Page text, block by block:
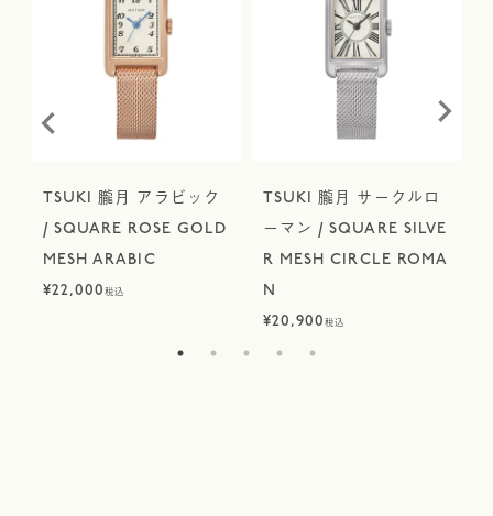
TSUKI 朧月 アラビック
/ SQUARE ROSE GOLD
MESH ARABIC
¥22,000税込
TSUKI 朧月 サークルロ
ーマン / SQUARE SILVE
R MESH CIRCLE ROMA
N
¥20,900税込